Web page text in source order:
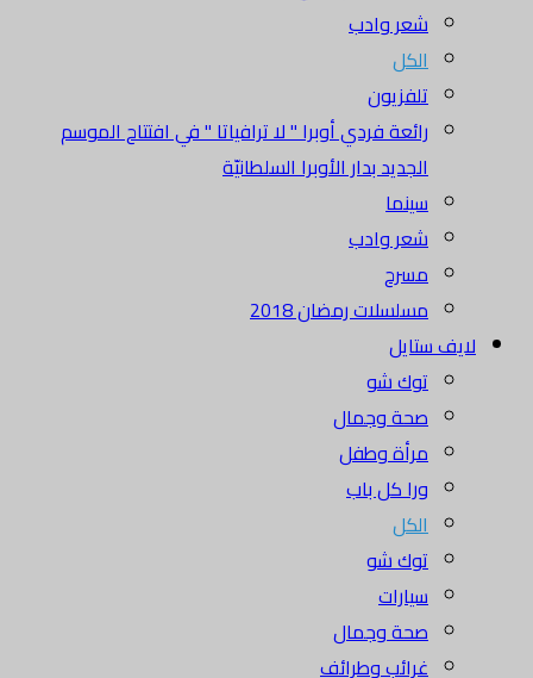
شعر وادب
الكل
تلفزيون
رائعة فردي أوبرا " لا ترافياتا " في افتتاح الموسم
الجديد بدار الأوبرا السلطانيّة
سينما
شعر وادب
مسرح
مسلسلات رمضان 2018
لايف ستايل
توك شو
صحة وجمال
مرأة وطفل
ورا كل باب
الكل
توك شو
سيارات
صحة وجمال
غرائب وطرائف